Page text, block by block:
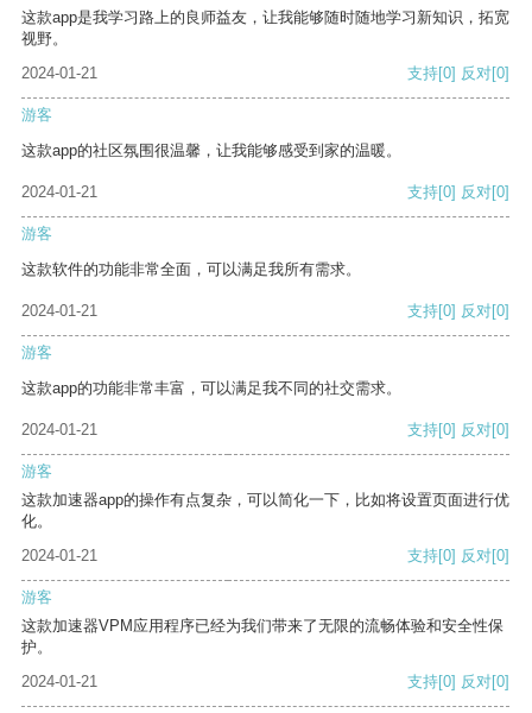
这款app是我学习路上的良师益友，让我能够随时随地学习新知识，拓宽
视野。
2024-01-21
支持[0] 反对[0]
游客
这款app的社区氛围很温馨，让我能够感受到家的温暖。
2024-01-21 支持[0] 反对[0]
游客
这款软件的功能非常全面，可以满足我所有需求。
2024-01-21 支持[0] 反对[0]
游客
这款app的功能非常丰富，可以满足我不同的社交需求。
2024-01-21 支持[0] 反对[0]
游客
这款加速器app的操作有点复杂，可以简化一下，比如将设置页面进行优
化。
2024-01-21
支持[0] 反对[0]
游客
这款加速器VPM应用程序已经为我们带来了无限的流畅体验和安全性保
护。
2024-01-21
支持[0] 反对[0]